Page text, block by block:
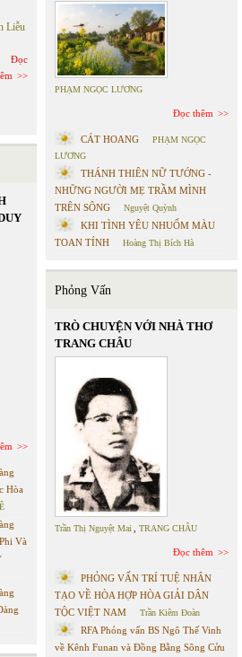
Liễu
Đọc
Hòa
Và
PHẠM NGỌC LƯƠNG
Đọc thêm
CÁT HOANG
PHẠM NGỌC
LƯƠNG
THÁNH THIÊN NỮ TƯỚNG -
NHỮNG NGƯỜI MẸ TRẦM MÌNH
TRÊN SÔNG
Nguyệt Quỳnh
KHI TÌNH YÊU NHUỐM MÀU
TOAN TÍNH
Hoàng Thị Bích Hà
Phỏng Vấn
TRÒ CHUYỆN VỚI NHÀ THƠ
TRANG CHÂU
Trần Thị Nguyệt Mai TRANG CHÂU
Đọc thêm
PHỎNG VẤN TRÍ TUỆ NHÂN
TẠO VỀ HÒA HỢP HÒA GIẢI DÂN
TỘC VIỆT NAM
Trần Kiêm Đoàn
RFA Phỏng vấn BS Ngô Thế Vinh
về Kênh Funan và Đồng Bằng Sông Cửu